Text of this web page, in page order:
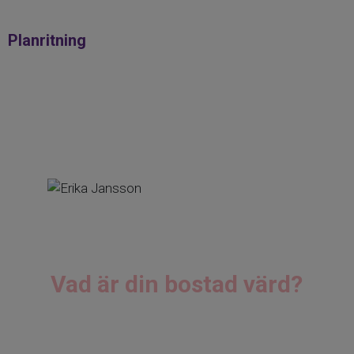
Planritning
Vad är din bostad värd?